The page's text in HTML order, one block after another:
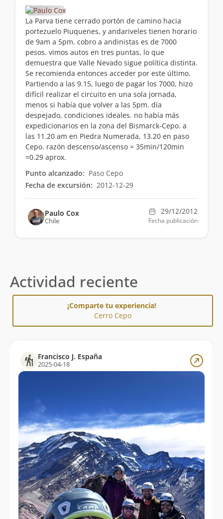
La Parva tiene cerrado portón de camino hacia
portezuelo Piuquenes, y andariveles tienen horario
de 9am a 5pm. cobro a andinistas es de 7000
pesos. vimos autos en tres puntas, lo que
demuestra que Valle Nevado sigue política distinta.
Se recomienda entonces acceder por este último.
Partiendo a las 9.15, luego de pagar los 7000, hizo
difícil realizar el circuito en una sola jornada,
menos si había que volver a las 5pm. día
despejado, condiciones ideales. no había más
expedicionarios en la zona del Bismarck-Cepo. a
las 11.20 am en Piedra Numerada, 13.20 en paso
Cepo. razón descenso/ascenso = 35min/120min
=0.29 aprox.
Punto alcanzado: Paso Cepo
Fecha de excursión: 2012-12-29
Paulo Cox
Chile
29/12/2012
Fecha publicación
Actividad reciente
¡Comparte tu experiencia!
Cerro Cepo
Francisco J. España
2025-04-18